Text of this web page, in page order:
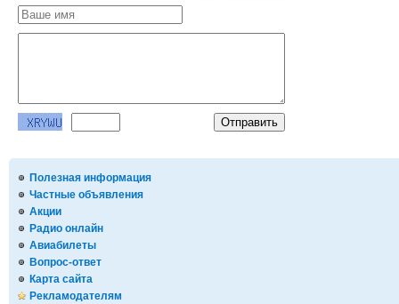
Полезная информация
Частные объявления
Акции
Радио онлайн
Авиабилеты
Вопрос-ответ
Карта сайта
Рекламодателям